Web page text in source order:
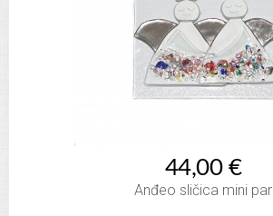
44,00 €
Anđeo sličica mini par